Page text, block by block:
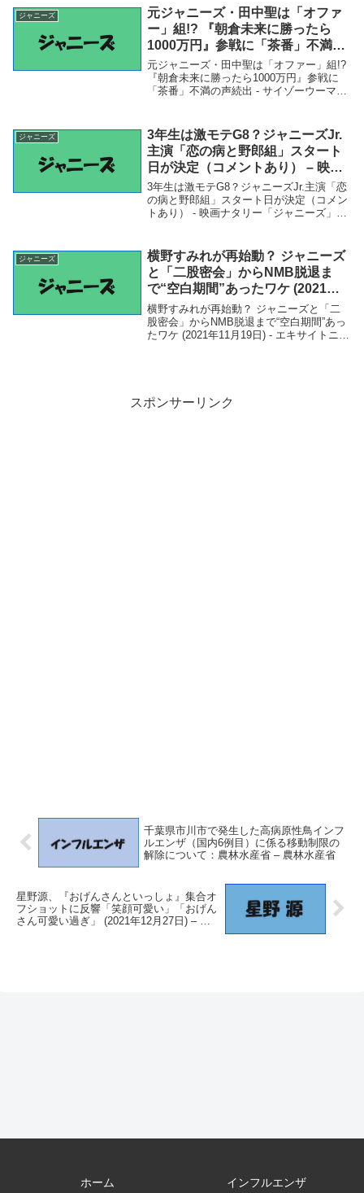
西...
ジャニーズ
元ジャニーズ・田中聖は「オファ
ー」組!? 『朝倉未来に勝ったら
1000万円』参戦に「茶番」不満の
声続出 – サイゾーウーマン
元ジャニーズ・田中聖は「オファー」組!?
『朝倉未来に勝ったら1000万円』参戦に
「茶番」不満の声続出 - サイゾーウーマン
たら1000万円』参戦に「茶番」不満...
ジャニーズ
3年生は激モテG8？ジャニーズJr.
主演「恋の病と野郎組」スタート
日が決定（コメントあり） – 映画
ナタリー
3年生は激モテG8？ジャニーズJr.主演「恋
の病と野郎組」スタート日が決定（コメン
トあり） - 映画ナタリー「ジャニーズ」関
（コメントあり） - 映画ナタリー ...
ジャニーズ
横野すみれが再始動？ ジャニーズ
と「二股密会」からNMB脱退ま
で“空白期間”あったワケ (2021年
11月19日) – エキサイトニュース
横野すみれが再始動？ ジャニーズと「二
股密会」からNMB脱退まで“空白期間”あっ
たワケ (2021年11月19日) - エキサイトニュ
スポンサーリンク
千葉県市川市で発生した高病原性鳥インフ
ルエンザ（国内6例目）に係る移動制限の
解除について：農林水産省 – 農林水産省
星野源、『おげんさんといっしょ』集合オ
フショットに反響「笑顔可愛い」「おげん
さん可愛い過ぎ」 (2021年12月27日) – エ
ホーム インフルエンザ